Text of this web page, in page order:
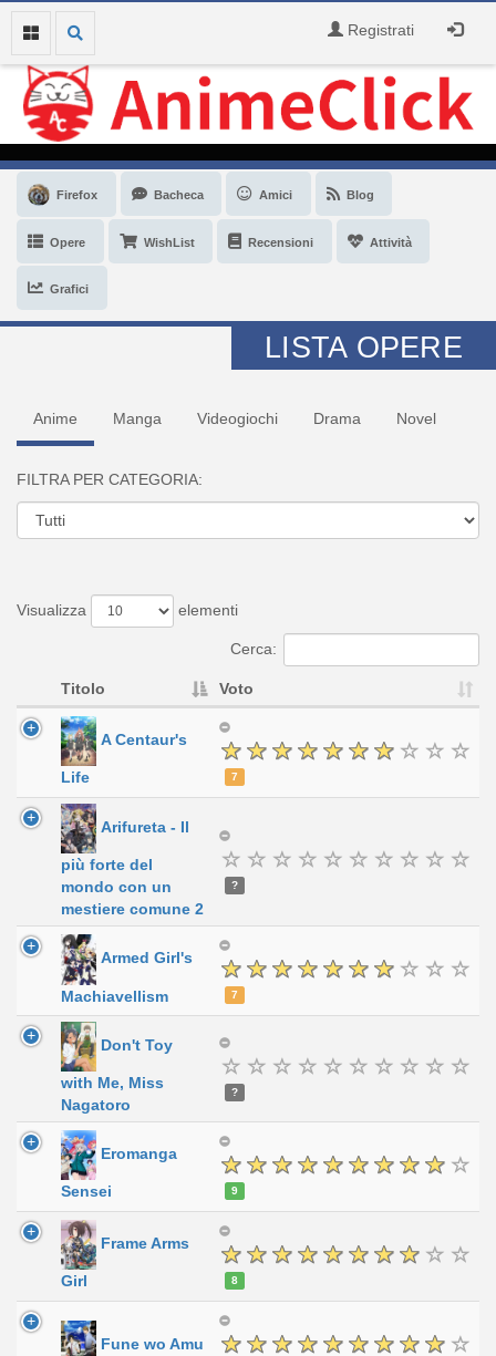
Registrati
Firefox Bacheca Amici Blog
Opere WishList Recensioni Attività
Grafici
LISTA OPERE
Anime Manga Videogiochi Drama Novel
FILTRA PER CATEGORIA:
Visualizza elementi
Cerca:
Titolo Voto
A Centaur's
Life 7
Arifureta - Il
più forte del
mondo con un
mestiere comune 2
?
Armed Girl's
Machiavellism 7
Don't Toy
with Me, Miss
Nagatoro
?
Eromanga
Sensei 9
Frame Arms
Girl 8
Fune wo Amu